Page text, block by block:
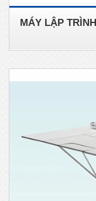
MÁY LẬP